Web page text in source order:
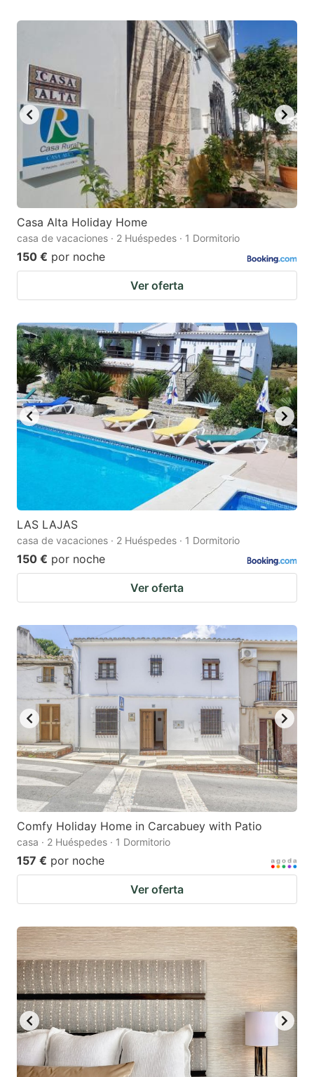
Casa Alta Holiday Home
casa de vacaciones · 2 Huéspedes · 1 Dormitorio
150 € por noche
Ver oferta
LAS LAJAS
casa de vacaciones · 2 Huéspedes · 1 Dormitorio
150 € por noche
Ver oferta
Comfy Holiday Home in Carcabuey with Patio
casa · 2 Huéspedes · 1 Dormitorio
157 € por noche
Ver oferta